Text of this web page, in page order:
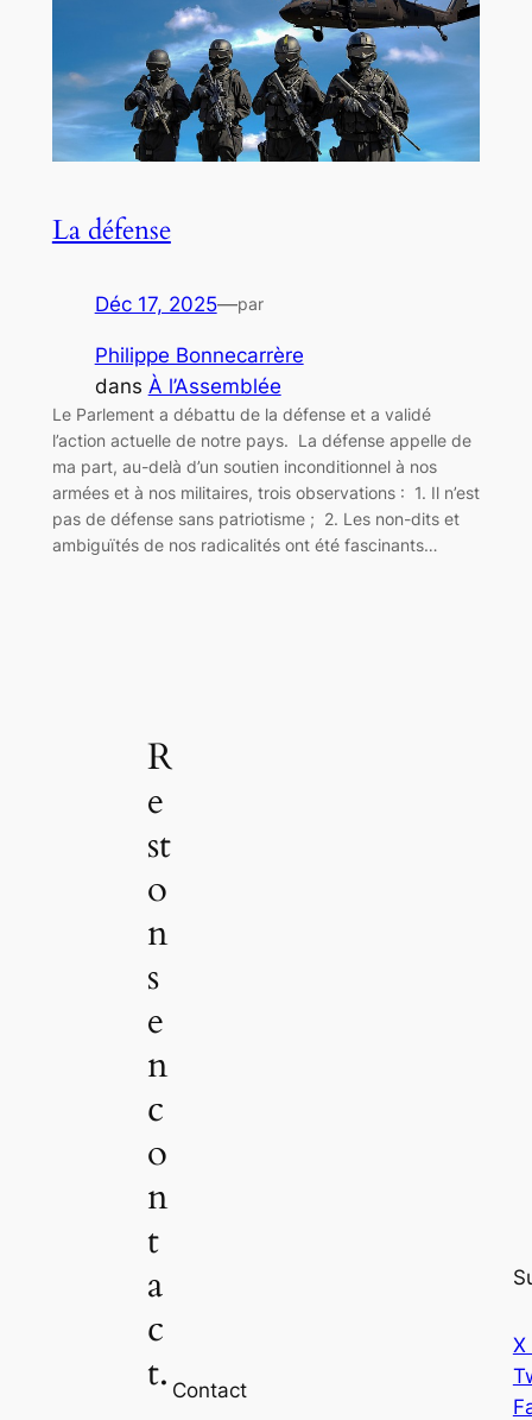
La défense
Déc 17, 2025—par
Philippe Bonnecarrère
dans À l’Assemblée
Le Parlement a débattu de la défense et a validé
l’action actuelle de notre pays. La défense appelle de
ma part, au-delà d’un soutien inconditionnel à nos
armées et à nos militaires, trois observations : 1. Il n’est
pas de défense sans patriotisme ; 2. Les non-dits et
ambiguïtés de nos radicalités ont été fascinants…
R
e
st
o
n
s
e
n
c
o
n
t
a
c
t. Contact
X